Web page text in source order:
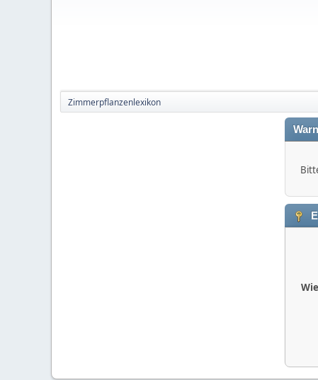
Zimmerpflanzenlexikon